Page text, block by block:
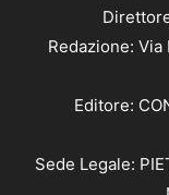
Redazione: Via
Editore:
Sede Legale: